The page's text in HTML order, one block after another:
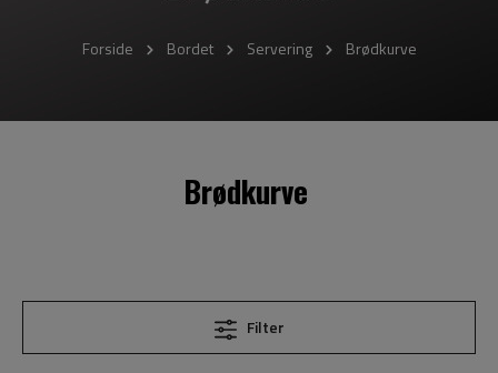
Forside Bordet Servering Brødkurve
Brødkurve
Filter